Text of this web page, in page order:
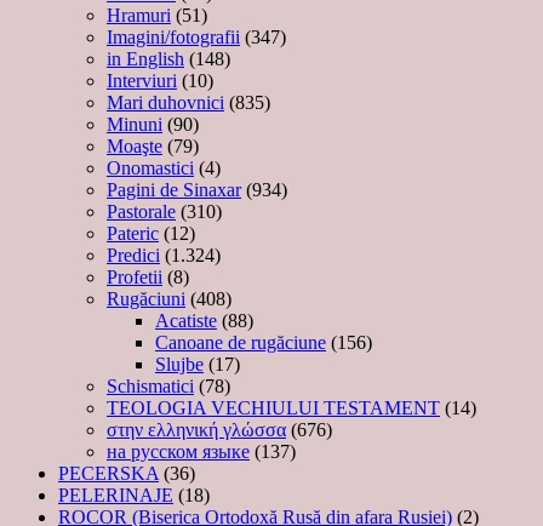
Hramuri (51)
Imagini/fotografii (347)
in English (148)
Interviuri (10)
Mari duhovnici (835)
Minuni (90)
Moaşte (79)
Onomastici (4)
Pagini de Sinaxar(934)
Pastorale (310)
Pateric (12)
Predici (1.324)
Profetii (8)
Rugăciuni (408)
Acatiste (88)
Canoane de rugăciune (156)
Slujbe (17)
Schismatici (78)
TEOLOGIA VECHIULUI TESTAMENT (14)
στην ελληνική γλώσσα (676)
на русском языке (137)
PECERSKA (36)
PELERINAJE (18)
ROCOR (Biserica Ortodoxă Rusă din afara Rusiei) (2)